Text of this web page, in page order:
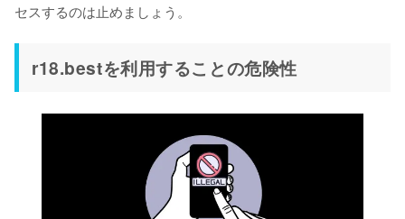
セスするのは止めましょう。
r18.bestを利用することの危険性